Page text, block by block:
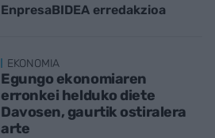
EnpresaBIDEA erredakzioa
EKONOMIA
Egungo ekonomiaren
erronkei helduko diete
Davosen, gaurtik ostiralera
arte